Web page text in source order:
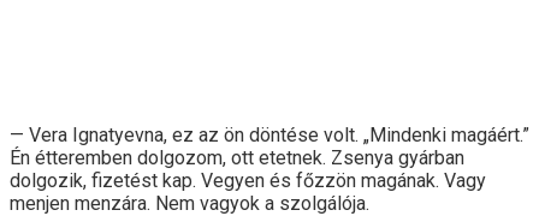
— Vera Ignatyevna, ez az ön döntése volt. „Mindenki magáért.”
Én étteremben dolgozom, ott etetnek. Zsenya gyárban
dolgozik, fizetést kap. Vegyen és főzzön magának. Vagy
menjen menzára. Nem vagyok a szolgálója.